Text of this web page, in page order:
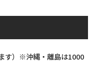
す）※沖縄・離島は1000